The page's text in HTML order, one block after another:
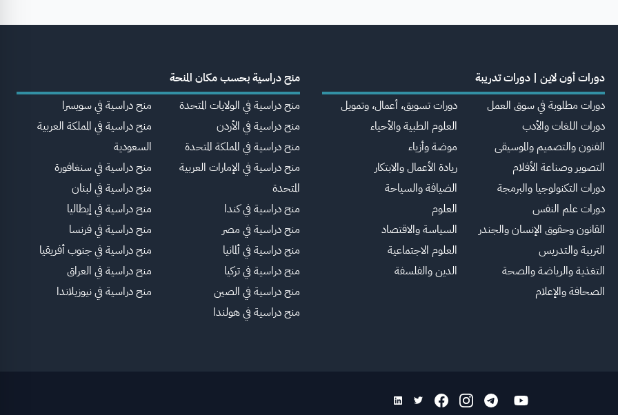
دورات أون لاين | دورات تدريبة
دورات مطلوبة في سوق العمل
دورات اللغات والأدب
الفنون والتصميم والموسيقى
التصوير وصناعة الأفلام
دورات التكنولوجيا والبرمجة
دورات علم النفس
القانون وحقوق الإنسان والجندر
التربية والتدريس
التغذية والرياضة والصحة
الصحافة والإعلام
دورات تسويق، أعمال، وتمويل
العلوم الطبية والأحياء
موضة وأزياء
ريادة الأعمال والابتكار
الضيافة والسياحة
العلوم
السياسة والاقتصاد
العلوم الاجتماعية
الدين والفلسفة
منح دراسية بحسب مكان المنحة
منح دراسية في الولايات المتحدة
منح دراسية في الأردن
منح دراسية في المملكة المتحدة
منح دراسية في الإمارات العربية
المتحدة
منح دراسية في كندا
منح دراسية في مصر
منح دراسية في ألمانيا
منح دراسية في تركيا
منح دراسية في الصين
منح دراسية في هولندا
منح دراسية في سويسرا
منح دراسية في المملكة العربية
السعودية
منح دراسية في سنغافورة
منح دراسية في لبنان
منح دراسية في إيطاليا
منح دراسية في فرنسا
منح دراسية في جنوب أفريقيا
منح دراسية في العراق
منح دراسية في نيوزيلاندا